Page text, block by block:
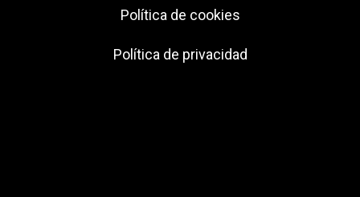
Política de cookies
Política de privacidad